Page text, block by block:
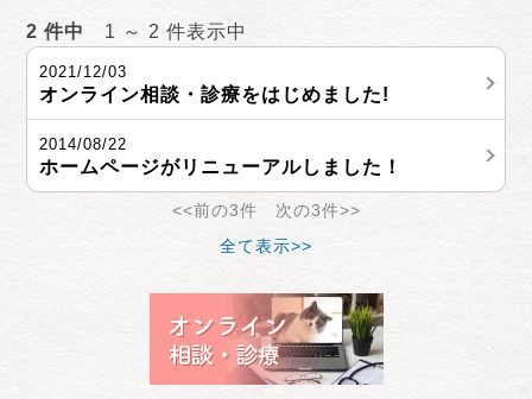
2 件中 1 ～ 2 件表示中
2021/12/03
オンライン相談・診療をはじめました!
2014/08/22
ホームページがリニューアルしました！
<<前の3件 次の3件>>
全て表示>>